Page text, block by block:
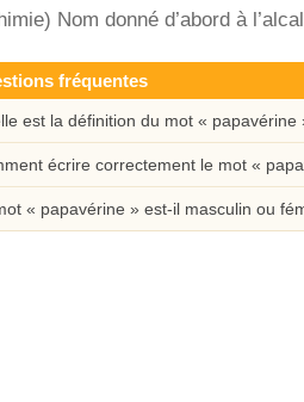
Nom donné d’abord à
fréquentes
est la définition du mot « papavérine
écrire correctement le mot «
« papavérine » est-il masculin ou